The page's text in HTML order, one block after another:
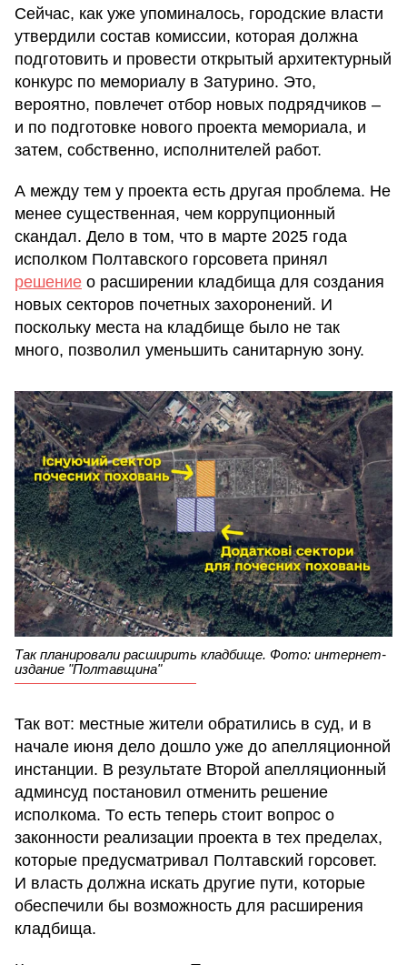
Сейчас, как уже упоминалось, городские власти
утвердили состав комиссии, которая должна
подготовить и провести открытый архитектурный
конкурс по мемориалу в Затурино. Это,
вероятно, повлечет отбор новых подрядчиков –
и по подготовке нового проекта мемориала, и
затем, собственно, исполнителей работ.
А между тем у проекта есть другая проблема. Не
менее существенная, чем коррупционный
скандал. Дело в том, что в марте 2025 года
исполком Полтавского горсовета принял
решение о расширении кладбища для создания
новых секторов почетных захоронений. И
поскольку места на кладбище было не так
много, позволил уменьшить санитарную зону.
Так планировали расширить кладбище. Фото: интернет-
издание "Полтавщина"
Так вот: местные жители обратились в суд, и в
начале июня дело дошло уже до апелляционной
инстанции. В результате Второй апелляционный
админсуд постановил отменить решение
исполкома. То есть теперь стоит вопрос о
законности реализации проекта в тех пределах,
которые предусматривал Полтавский горсовет.
И власть должна искать другие пути, которые
обеспечили бы возможность для расширения
кладбища.